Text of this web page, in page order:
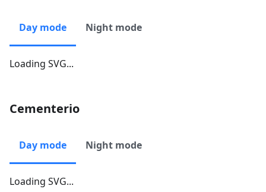
Day mode Night mode
Loading SVG...
Cementerio
Day mode Night mode
Loading SVG...